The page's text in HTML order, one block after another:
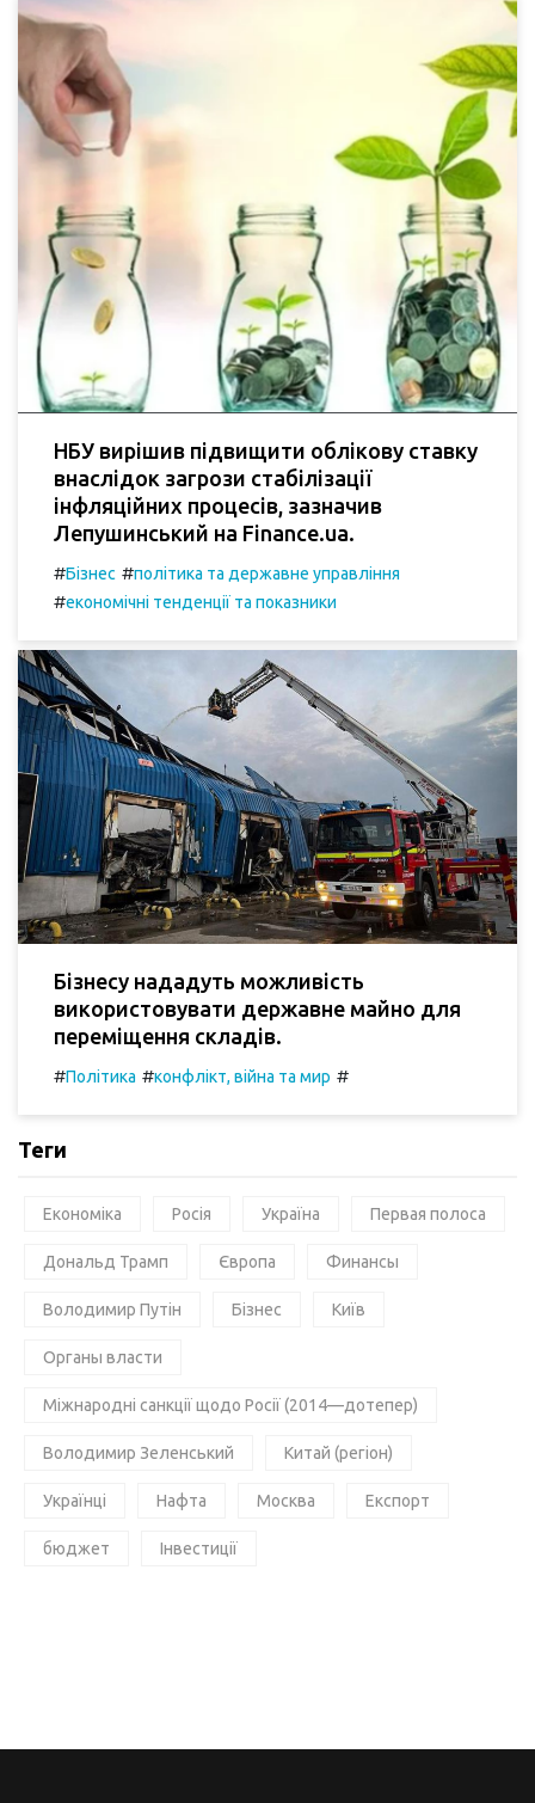
НБУ вирішив підвищити облікову ставку
внаслідок загрози стабілізації
інфляційних процесів, зазначив
Лепушинський на Finance.ua.
#Бізнес #політика та державне управління
#економічні тенденції та показники
Бізнесу нададуть можливість
використовувати державне майно для
переміщення складів.
#Політика #конфлікт, війна та мир #
Теги
Економіка Росія Україна Первая полоса
Дональд Трамп Європа Финансы
Володимир Путін Бізнес Київ
Органы власти
Міжнародні санкції щодо Росії (2014—дотепер)
Володимир Зеленський Китай (регіон)
Українці Нафта Москва Експорт
бюджет Інвестиції